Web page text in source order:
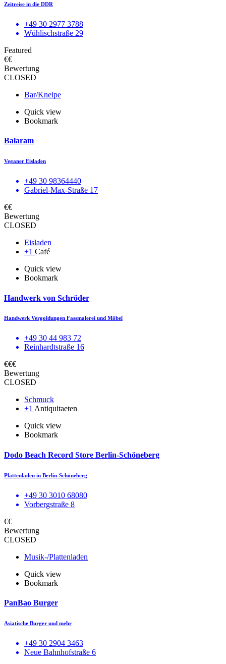
Zeitreise in die DDR
+49 30 2977 3788
Wühlischstraße 29
Featured
€€
Bewertung
CLOSED
Bar/Kneipe
Quick view
Bookmark
Balaram
Veganer Eisladen
+49 30 98364440
Gabriel-Max-Straße 17
€€
Bewertung
CLOSED
Eisladen
+1 Café
Quick view
Bookmark
Handwerk von Schröder
Handwerk Vergoldungen Fassmalerei und Möbel
+49 30 44 983 72
Reinhardtstraße 16
€€€
Bewertung
CLOSED
Schmuck
+1 Antiquitaeten
Quick view
Bookmark
Dodo Beach Record Store Berlin-Schöneberg
Plattenladen in Berlin-Schöneberg
+49 30 3010 68080
Vorbergstraße 8
€€
Bewertung
CLOSED
Musik-/Plattenladen
Quick view
Bookmark
PanBao Burger
Asiatische Burger und mehr
+49 30 2904 3463
Neue Bahnhofstraße 6